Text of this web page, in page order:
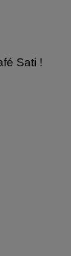
Sati !